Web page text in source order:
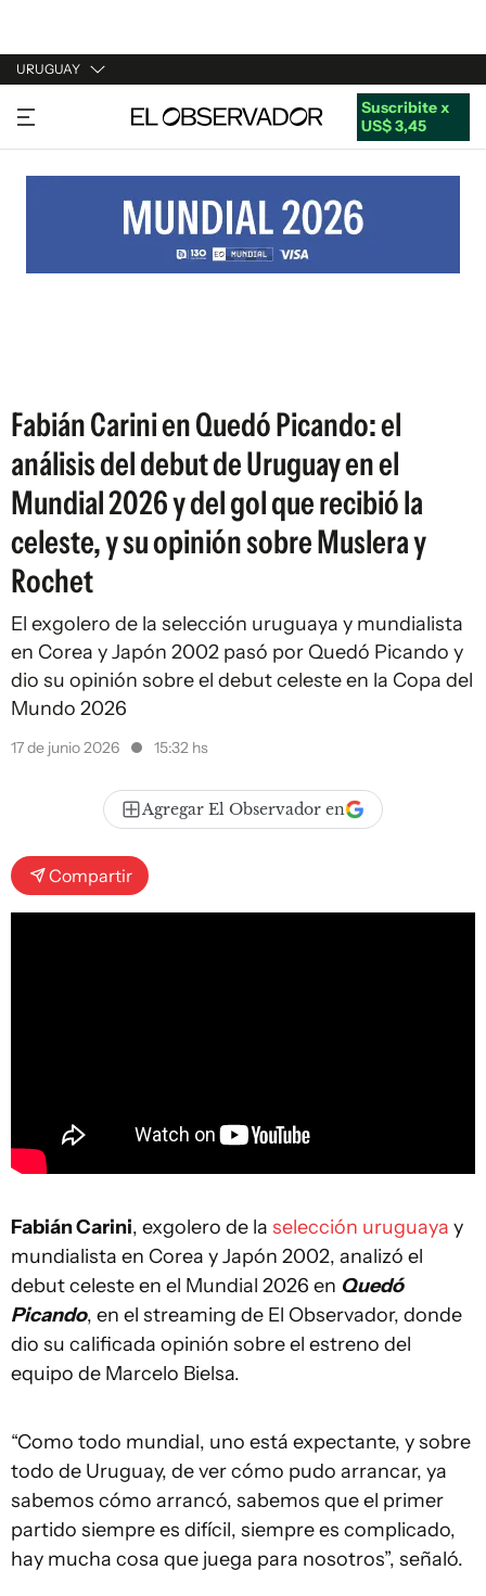
URUGUAY
URUGUAY
ARGENTINA
ESTADOS UNIDOS
Suscribite x
US$ 3,45
Fabián Carini en Quedó Picando: el
análisis del debut de Uruguay en el
Mundial 2026 y del gol que recibió la
celeste, y su opinión sobre Muslera y
Rochet
El exgolero de la selección uruguaya y mundialista
en Corea y Japón 2002 pasó por Quedó Picando y
dio su opinión sobre el debut celeste en la Copa del
Mundo 2026
17 de junio 2026 15:32 hs
Agregar El Observador en
Compartir
Fabián Carini, exgolero de la selección uruguaya y
mundialista en Corea y Japón 2002, analizó el
debut celeste en el Mundial 2026 en Quedó
Picando, en el streaming de El Observador, donde
dio su calificada opinión sobre el estreno del
equipo de Marcelo Bielsa.
“Como todo mundial, uno está expectante, y sobre
todo de Uruguay, de ver cómo pudo arrancar, ya
sabemos cómo arrancó, sabemos que el primer
partido siempre es difícil, siempre es complicado,
hay mucha cosa que juega para nosotros”, señaló.